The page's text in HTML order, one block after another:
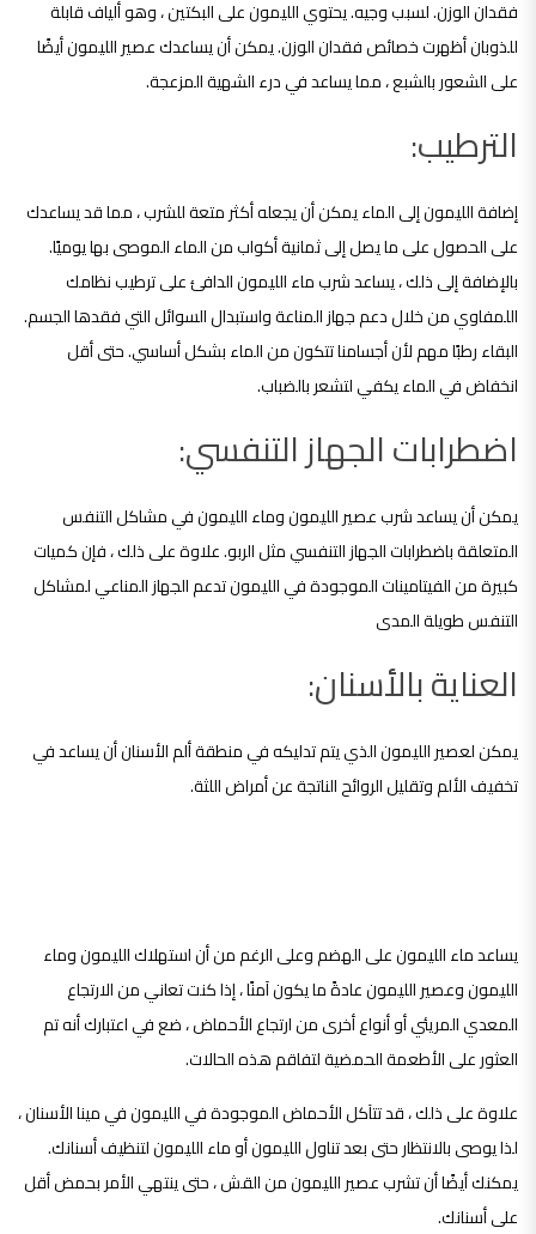
فقدان الوزن. لسبب وجيه. يحتوي الليمون على البكتين ، وهو ألياف قابلة
للذوبان أظهرت خصائص فقدان الوزن. يمكن أن يساعدك عصير الليمون أيضًا
على الشعور بالشبع ، مما يساعد في درء الشهية المزعجة.
الترطيب:
إضافة الليمون إلى الماء يمكن أن يجعله أكثر متعة للشرب ، مما قد يساعدك
على الحصول على ما يصل إلى ثمانية أكواب من الماء الموصى بها يوميًا.
بالإضافة إلى ذلك ، يساعد شرب ماء الليمون الدافئ على ترطيب نظامك
اللمفاوي من خلال دعم جهاز المناعة واستبدال السوائل التي فقدها الجسم.
البقاء رطبًا مهم لأن أجسامنا تتكون من الماء بشكل أساسي. حتى أقل
انخفاض في الماء يكفي لتشعر بالضباب.
اضطرابات الجهاز التنفسي:
يمكن أن يساعد شرب عصير الليمون وماء الليمون في مشاكل التنفس
المتعلقة باضطرابات الجهاز التنفسي مثل الربو. علاوة على ذلك ، فإن كميات
كبيرة من الفيتامينات الموجودة في الليمون تدعم الجهاز المناعي لمشاكل
التنفس طويلة المدى
العناية بالأسنان:
يمكن لعصير الليمون الذي يتم تدليكه في منطقة ألم الأسنان أن يساعد في
تخفيف الألم وتقليل الروائح الناتجة عن أمراض اللثة.
يساعد ماء الليمون على الهضم وعلى الرغم من أن استهلاك الليمون وماء
الليمون وعصير الليمون عادةً ما يكون آمنًا ، إذا كنت تعاني من الارتجاع
المعدي المريئي أو أنواع أخرى من ارتجاع الأحماض ، ضع في اعتبارك أنه تم
العثور على الأطعمة الحمضية لتفاقم هذه الحالات.
علاوة على ذلك ، قد تتآكل الأحماض الموجودة في الليمون في مينا الأسنان ،
لذا يوصى بالانتظار حتى بعد تناول الليمون أو ماء الليمون لتنظيف أسنانك.
يمكنك أيضًا أن تشرب عصير الليمون من القش ، حتى ينتهي الأمر بحمض أقل
على أسنانك.